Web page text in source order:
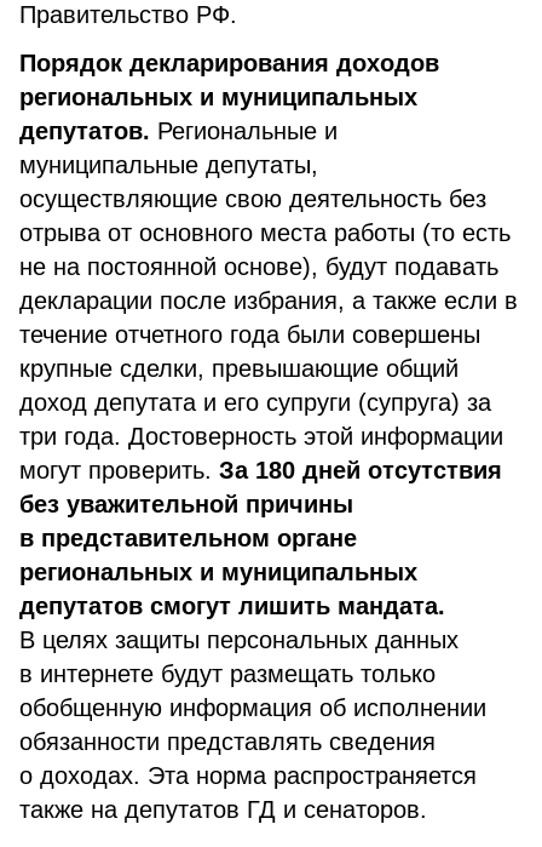
Правительство РФ.
Порядок декларирования доходов
региональных и муниципальных
депутатов. Региональные и
муниципальные депутаты,
осуществляющие свою деятельность без
отрыва от основного места работы (то есть
не на постоянной основе), будут подавать
декларации после избрания, а также если в
течение отчетного года были совершены
крупные сделки, превышающие общий
доход депутата и его супруги (супруга) за
три года. Достоверность этой информации
могут проверить. За 180 дней отсутствия
без уважительной причины
в представительном органе
региональных и муниципальных
депутатов смогут лишить мандата.
В целях защиты персональных данных
в интернете будут размещать только
обобщенную информация об исполнении
обязанности представлять сведения
о доходах. Эта норма распространяется
также на депутатов ГД и сенаторов.